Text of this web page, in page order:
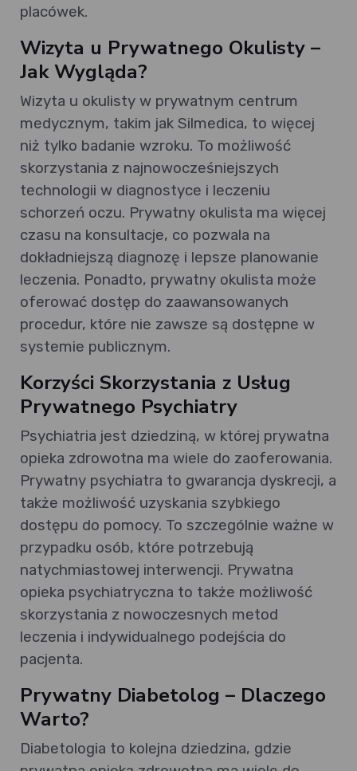
placówek.
Wizyta u Prywatnego Okulisty –
Jak Wygląda?
Wizyta u okulisty w prywatnym centrum
medycznym, takim jak Silmedica, to więcej
niż tylko badanie wzroku. To możliwość
skorzystania z najnowocześniejszych
technologii w diagnostyce i leczeniu
schorzeń oczu. Prywatny okulista ma więcej
czasu na konsultacje, co pozwala na
dokładniejszą diagnozę i lepsze planowanie
leczenia. Ponadto, prywatny okulista może
oferować dostęp do zaawansowanych
procedur, które nie zawsze są dostępne w
systemie publicznym.
Korzyści Skorzystania z Usług
Prywatnego Psychiatry
Psychiatria jest dziedziną, w której prywatna
opieka zdrowotna ma wiele do zaoferowania.
Prywatny psychiatra to gwarancja dyskrecji, a
także możliwość uzyskania szybkiego
dostępu do pomocy. To szczególnie ważne w
przypadku osób, które potrzebują
natychmiastowej interwencji. Prywatna
opieka psychiatryczna to także możliwość
skorzystania z nowoczesnych metod
leczenia i indywidualnego podejścia do
pacjenta.
Prywatny Diabetolog – Dlaczego
Warto?
Diabetologia to kolejna dziedzina, gdzie